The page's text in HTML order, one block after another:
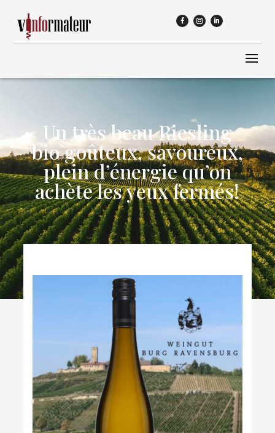
Un très beau Riesling
bio goûteux, savoureux,
plein d’énergie qu’on
achète les yeux fermés!